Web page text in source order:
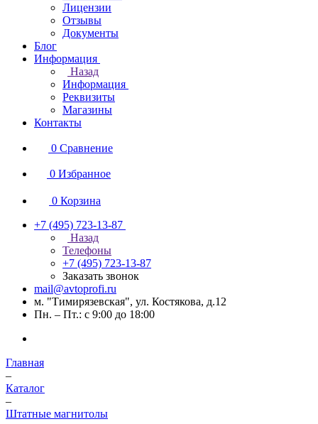
Лицензии
Отзывы
Документы
Блог
Информация
Назад
Информация
Реквизиты
Магазины
Контакты
0 Сравнение
0 Избранное
0 Корзина
+7 (495) 723-13-87
Назад
Телефоны
+7 (495) 723-13-87
Заказать звонок
mail@avtoprofi.ru
м. "Тимирязевская", ул. Костякова, д.12
Пн. – Пт.: с 9:00 до 18:00
Главная
–
Каталог
–
Штатные магнитолы